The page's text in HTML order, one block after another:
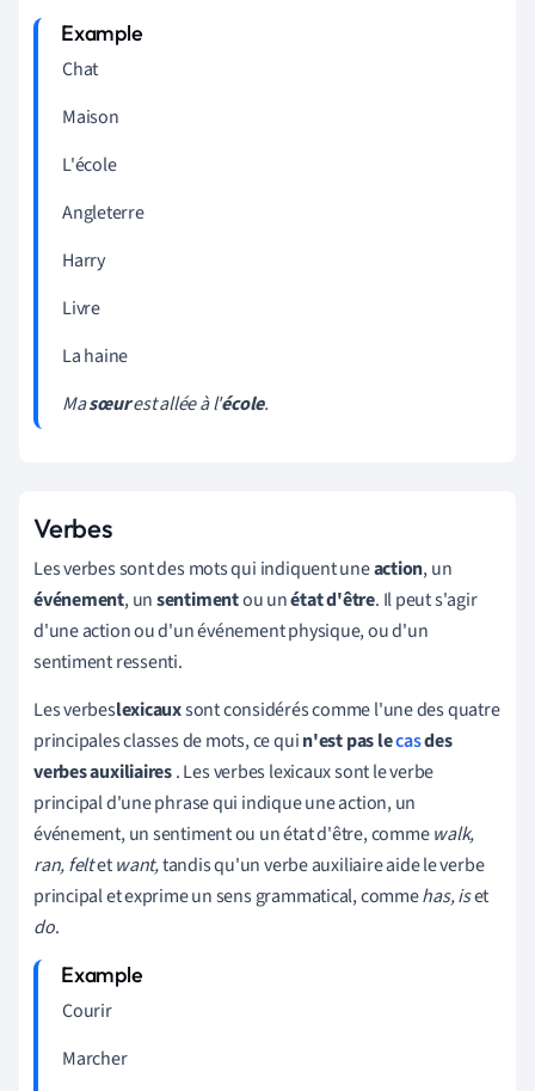
Chat
Maison
L'école
Angleterre
Harry
Livre
La haine
Masœurest allée à l'école.
Verbes
Les verbes sont des mots qui indiquent uneaction, un
événement, unsentimentou unétat d'être. Il peut s'agir
d'une action ou d'un événement physique, ou d'un
sentiment ressenti.
Les verbeslexicauxsont considérés comme l'une des quatre
principales classes de mots, ce quin'est pas lecasdes
verbes auxiliaires. Les verbes lexicaux sont le verbe
principal d'une phrase qui indique une action, un
événement, un sentiment ou un état d'être, commewalk,
ran, feltetwant,tandis qu'un verbe auxiliaire aide le verbe
principal et exprime un sens grammatical, commehas, iset
do.
Courir
Marcher